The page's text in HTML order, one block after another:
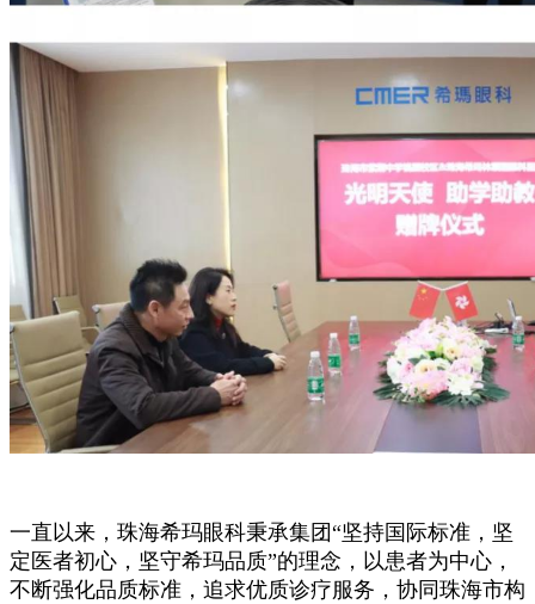
一直以来，珠海希玛眼科秉承集团“坚持国际标准，坚
定医者初心，坚守希玛品质”的理念，以患者为中心，
不断强化品质标准，追求优质诊疗服务，协同珠海市构